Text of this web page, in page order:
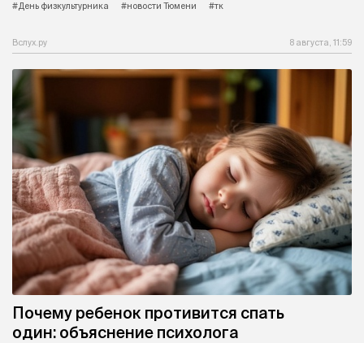
#День физкультурника
#новости Тюмени #тк
Вслух.ру 8 августа, 11:59
Почему ребенок противится спать
один: объяснение психолога